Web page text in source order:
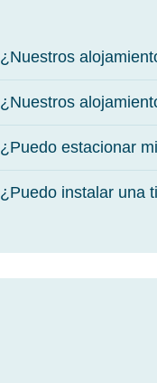
¿Nuestros
¿Nuestros
¿Puedo estacionar
¿Puedo instalar una